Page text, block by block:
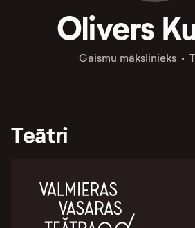
Olivers
Gaismu mākslinieks
Teātri